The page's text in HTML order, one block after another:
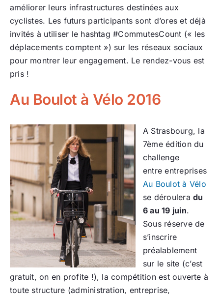
améliorer leurs infrastructures destinées aux
cyclistes. Les futurs participants sont d’ores et déjà
invités à utiliser le hashtag #CommutesCount (« les
déplacements comptent ») sur les réseaux sociaux
pour montrer leur engagement. Le rendez-vous est
pris !
Au Boulot à Vélo 2016
A Strasbourg, la
7ème édition du
challenge
entre entreprises
Au Boulot à Vélo
se dérouleradu
6 au 19 juin.
Sous réserve de
s’inscrire
préalablement
sur le site (c’est
gratuit, on en profite !), la compétition est ouverte à
toute structure (administration, entreprise,